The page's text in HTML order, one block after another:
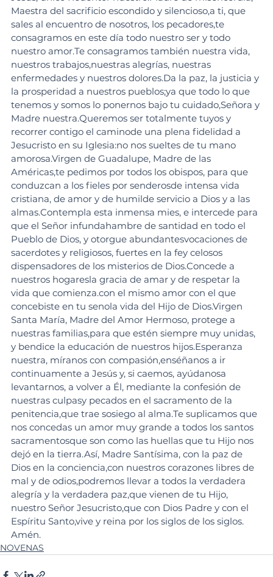
Maestra del sacrificio escondido y silencioso,a ti, que
sales al encuentro de nosotros, los pecadores,te
consagramos en este día todo nuestro ser y todo
nuestro amor.Te consagramos también nuestra vida,
nuestros trabajos,nuestras alegrías, nuestras
enfermedades y nuestros dolores.Da la paz, la justicia y
la prosperidad a nuestros pueblos;ya que todo lo que
tenemos y somos lo ponernos bajo tu cuidado,Señora y
Madre nuestra.Queremos ser totalmente tuyos y
recorrer contigo el caminode una plena fidelidad a
Jesucristo en su Iglesia:no nos sueltes de tu mano
amorosa.Virgen de Guadalupe, Madre de las
Américas,te pedimos por todos los obispos, para que
conduzcan a los fieles por senderosde intensa vida
cristiana, de amor y de humilde servicio a Dios y a las
almas.Contempla esta inmensa mies, e intercede para
que el Señor infundahambre de santidad en todo el
Pueblo de Dios, y otorgue abundantesvocaciones de
sacerdotes y religiosos, fuertes en la fey celosos
dispensadores de los misterios de Dios.Concede a
nuestros hogaresla gracia de amar y de respetar la
vida que comienza.con el mismo amor con el que
concebiste en tu senola vida del Hijo de Dios.Virgen
Santa María, Madre del Amor Hermoso, protege a
nuestras familias,para que estén siempre muy unidas,
y bendice la educación de nuestros hijos.Esperanza
nuestra, míranos con compasión,enséñanos a ir
continuamente a Jesús y, si caemos, ayúdanosa
levantarnos, a volver a Él, mediante la confesión de
nuestras culpasy pecados en el sacramento de la
penitencia,que trae sosiego al alma.Te suplicamos que
nos concedas un amor muy grande a todos los santos
sacramentosque son como las huellas que tu Hijo nos
dejó en la tierra.Así, Madre Santísima, con la paz de
Dios en la conciencia,con nuestros corazones libres de
mal y de odios,podremos llevar a todos la verdadera
alegría y la verdadera paz,que vienen de tu Hijo,
nuestro Señor Jesucristo,que con Dios Padre y con el
Espíritu Santo,vive y reina por los siglos de los siglos.
Amén.
NOVENAS